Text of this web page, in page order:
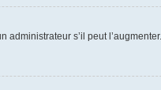
s’il peut l’augmenter.